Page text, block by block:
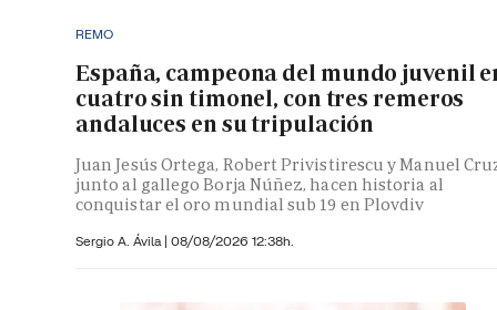
REMO
España, campeona del mundo juvenil
cuatro sin timonel, con tres remeros
andaluces en su tripulación
Juan Jesús Ortega, Robert Privistirescu y Manuel
junto al gallego Borja Núñez, hacen historia al
conquistar el oro mundial sub 19 en Plovdiv
Sergio A. Ávila | 08/08/2026 12:38h.